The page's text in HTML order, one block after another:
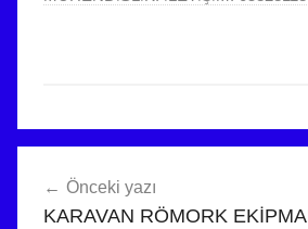
gezinmesi
Önceki yazı
KARAVAN RÖMORK